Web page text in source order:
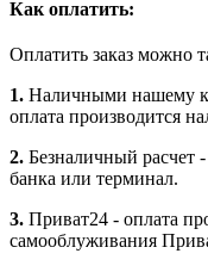
Как оплатить:
Оплатить заказ можно
1. Наличными нашему
оплата производится
2. Безналичный расчет -
банка или терминал.
3. Приват24 - оплата
самооблуживания